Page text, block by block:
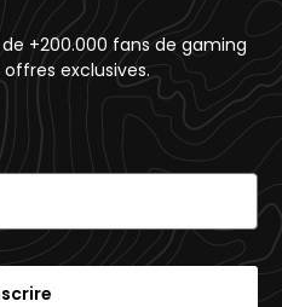
+200.000 fans de gaming
exclusives.